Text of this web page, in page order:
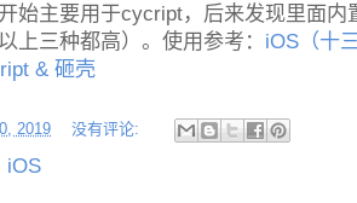
始主要用于cycript，后来发现里面
上三种都高）。使用参考： iOS（十
& 砸壳
2019 没有评论:
iOS